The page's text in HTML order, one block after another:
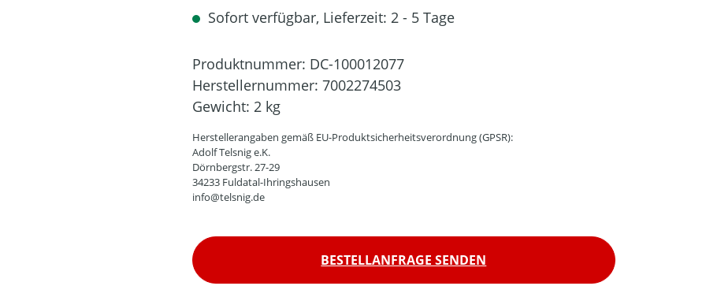
Sofort verfügbar, Lieferzeit: 2 - 5 Tage
Produktnummer: DC-100012077
Herstellernummer: 7002274503
Gewicht: 2 kg
Herstellerangaben gemäß EU-Produktsicherheitsverordnung (GPSR):
Adolf Telsnig e.K.
Dörnbergstr. 27-29
34233 Fuldatal-Ihringshausen
info@telsnig.de
BESTELLANFRAGE SENDEN